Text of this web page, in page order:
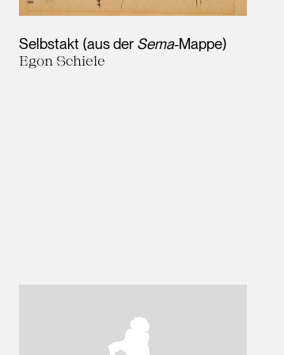
Selbstakt (aus der Sema-Mappe)
Egon Schiele